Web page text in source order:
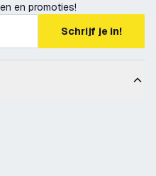
en promoties!
Schrijf je in!